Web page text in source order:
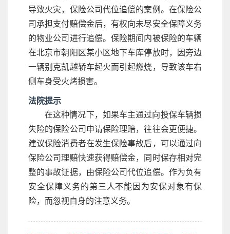
导致火灾，保险公司代位追偿的案例。在保险公
司承担支付赔偿金后，有权向未尽安全保障义务
的物业公司进行追偿。保险期间内被保险的车辆
在北京市朝阳区某小区地下车库停放时，因旁边
一辆别克凯越轿车起火而引起燃烧，导致该车右
侧车身受火烤损害。
法院提示
在这种情况下，如果车主通过向投保车辆损
失险的保险公司申请保险理赔，往往会更便捷。
建议保险消费者在发生保险事故后，可以通过向
保险公司理赔快速获得赔偿金，同时保存相对完
整的事故证据，由保险公司代位追偿。作为负有
安全保障义务的第三人不能因为安保对象有保
险，而忽视自身的注意义务。